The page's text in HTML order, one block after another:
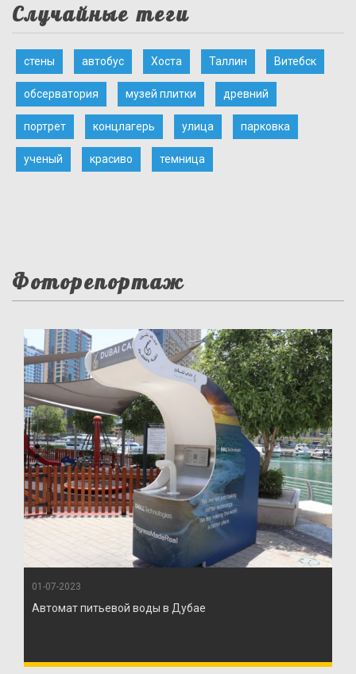
Случайные теги
стены автобус Хоста Таллин Витебск
обсерватория музей плитки древний
портрет концлагерь улица парковка
ученый красиво темница
Фоторепортаж
01-07-2023
Автомат питьевой воды в Дубае